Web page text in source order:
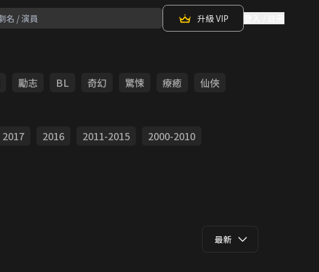
升級 VIP
勵志 BL 奇幻 驚悚 療癒
仙俠
2017 2016 2011-2015
2000-2010
最新